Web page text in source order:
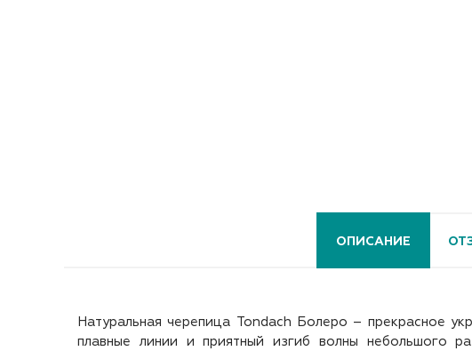
ОПИСАНИЕ
Натуральная черепица Tondach Болеро – прекрасное
плавные линии и приятный изгиб волны небольшого